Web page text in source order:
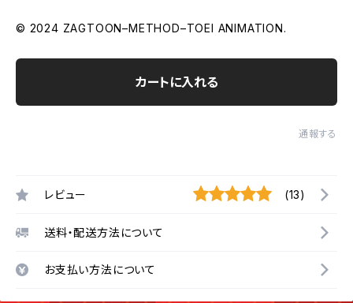
© 2024 ZAGTOON–METHOD–TOEI ANIMATION.
カートに入れる
通報する
レビュー (13)
送料・配送方法について
お支払い方法について